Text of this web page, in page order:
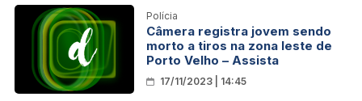
Polícia
Câmera registra jovem sendo
morto a tiros na zona leste de
Porto Velho – Assista
17/11/2023 | 14:45